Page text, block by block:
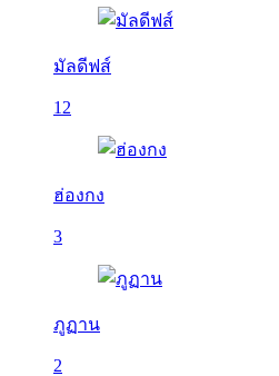
มัลดีฟส์
12
ฮ่องกง
3
ภูฏาน
2